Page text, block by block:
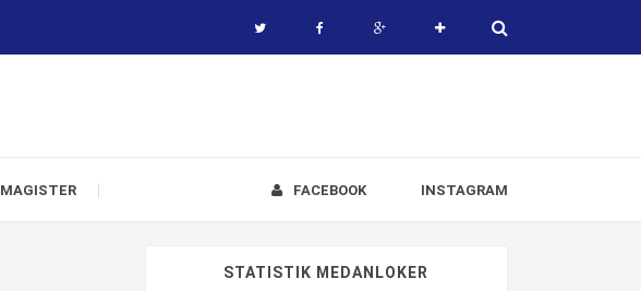
MAGISTER INSTAGRAM
FACEBOOK
STATISTIK MEDANLOKER